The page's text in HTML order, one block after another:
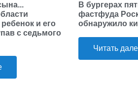
и его
с седьмого
В бургерах
фастфуда
обнаружило
Читать